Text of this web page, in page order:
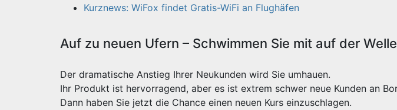
Kurznews: WiFox findet Gratis-WiFi an Flughäfen
Auf zu neuen Ufern – Schwimmen Sie mit auf der
Der dramatische Anstieg Ihrer Neukunden wird Sie umhauen.
Ihr Produkt ist hervorragend, aber es ist extrem schwer neue Kunden an
Dann haben Sie jetzt die Chance einen neuen Kurs einzuschlagen.